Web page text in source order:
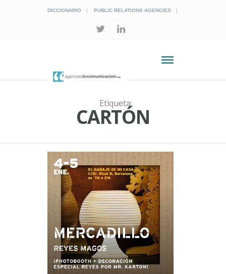
DICCIONARIO PUBLIC RELATIONS AGENCIES
Etiqueta:
CARTÓN